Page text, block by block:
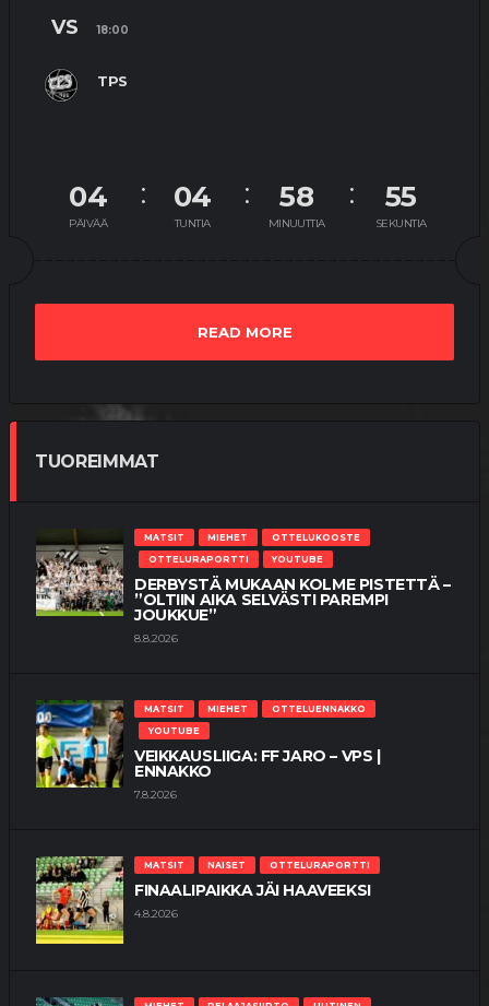
TPS
VS 18:00
04
PÄIVÄÄ
04
TUNTIA
58
MINUUTTIA
54
SEKUNTIA
READ MORE
TUOREIMMAT
MATSIT MIEHET
OTTELUKOOSTE
OTTELURAPORTTI
YOUTUBE
DERBYSTÄ MUKAAN KOLME PISTETTÄ –
”OLTIIN AIKA SELVÄSTI PAREMPI
JOUKKUE”
8.8.2026
MATSIT MIEHET
OTTELUENNAKKO
YOUTUBE
VEIKKAUSLIIGA: FF JARO – VPS |
ENNAKKO
7.8.2026
MATSIT NAISET OTTELURAPORTTI
FINAALIPAIKKA JÄI HAAVEEKSI
4.8.2026